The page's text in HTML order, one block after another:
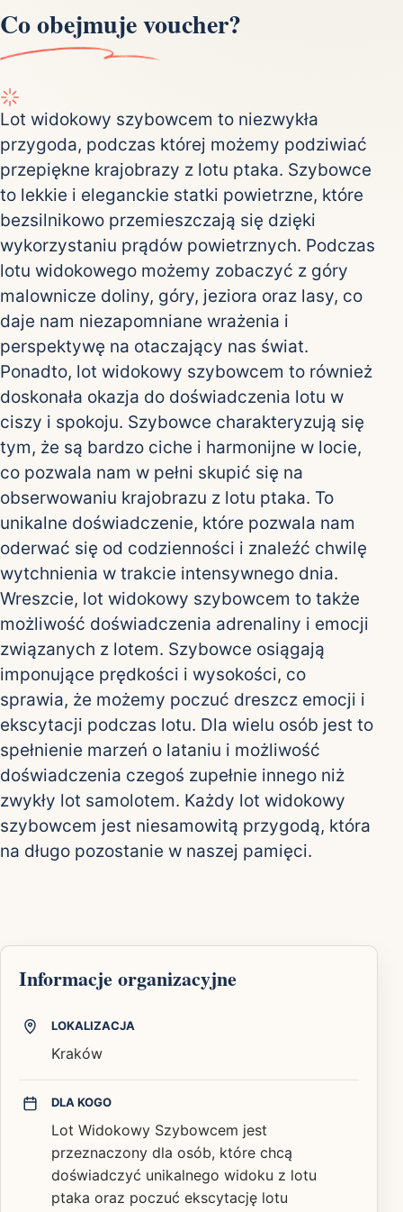
Co obejmuje voucher?
Lot widokowy szybowcem to niezwykła
przygoda, podczas której możemy podziwiać
przepiękne krajobrazy z lotu ptaka. Szybowce
to lekkie i eleganckie statki powietrzne, które
bezsilnikowo przemieszczają się dzięki
wykorzystaniu prądów powietrznych. Podczas
lotu widokowego możemy zobaczyć z góry
malownicze doliny, góry, jeziora oraz lasy, co
daje nam niezapomniane wrażenia i
perspektywę na otaczający nas świat.
Ponadto, lot widokowy szybowcem to również
doskonała okazja do doświadczenia lotu w
ciszy i spokoju. Szybowce charakteryzują się
tym, że są bardzo ciche i harmonijne w locie,
co pozwala nam w pełni skupić się na
obserwowaniu krajobrazu z lotu ptaka. To
unikalne doświadczenie, które pozwala nam
oderwać się od codzienności i znaleźć chwilę
wytchnienia w trakcie intensywnego dnia.
Wreszcie, lot widokowy szybowcem to także
możliwość doświadczenia adrenaliny i emocji
związanych z lotem. Szybowce osiągają
imponujące prędkości i wysokości, co
sprawia, że możemy poczuć dreszcz emocji i
ekscytacji podczas lotu. Dla wielu osób jest to
spełnienie marzeń o lataniu i możliwość
doświadczenia czegoś zupełnie innego niż
zwykły lot samolotem. Każdy lot widokowy
szybowcem jest niesamowitą przygodą, która
na długo pozostanie w naszej pamięci.
Informacje organizacyjne
LOKALIZACJA
Kraków
DLA KOGO
Lot Widokowy Szybowcem jest
przeznaczony dla osób, które chcą
doświadczyć unikalnego widoku z lotu
ptaka oraz poczuć ekscytację lotu